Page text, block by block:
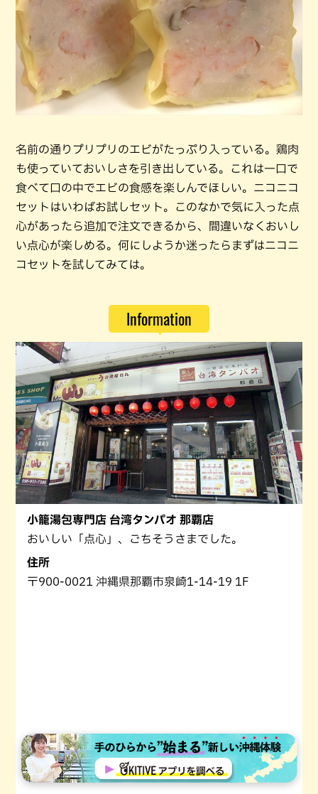
名前の通りプリプリのエビがたっぷり入っている。鶏肉
も使っていておいしさを引き出している。これは一口で
食べて口の中でエビの食感を楽しんでほしい。ニコニコ
セットはいわばお試しセット。このなかで気に入った点
心があったら追加で注文できるから、間違いなくおいし
い点心が楽しめる。何にしようか迷ったらまずはニコニ
コセットを試してみては。
Information
小籠湯包専門店 台湾タンパオ 那覇店
おいしい「点心」、ごちそうさまでした。
住所
〒900-0021 沖縄県那覇市泉崎1-14-19 1F